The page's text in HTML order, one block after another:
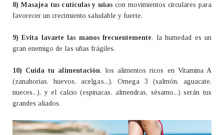
8) Masajea tus cutículas y uñas con movimientos circulares para
favorecer un crecimiento saludable y fuerte.
9) Evita lavarte las manos frecuentemente, la humedad es un
gran enemigo de las uñas frágiles.
10) Cuida tu alimentación, los alimentos ricos en Vitamina A
(zanahorias, huevos, acelgas...), Omega 3 (salmón, aguacate,
nueces...), y el calcio (espinacas, almendras, sésamo...) serán tus
grandes aliados.